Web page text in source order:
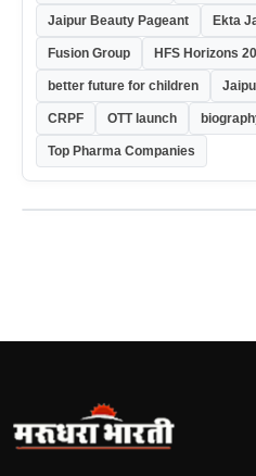
Jaipur Beauty Pageant Ekta
Fusion Group HFS Horizons
better future for children
CRPF OTT launch
Top Pharma Companies